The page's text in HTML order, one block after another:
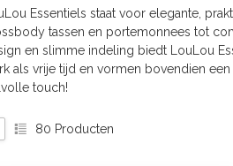
Essentiels staat voor elegante,
tassen en portemonnees tot
en slimme indeling biedt LouLou
als vrije tijd en vormen bovendien
touch!
80 Producten